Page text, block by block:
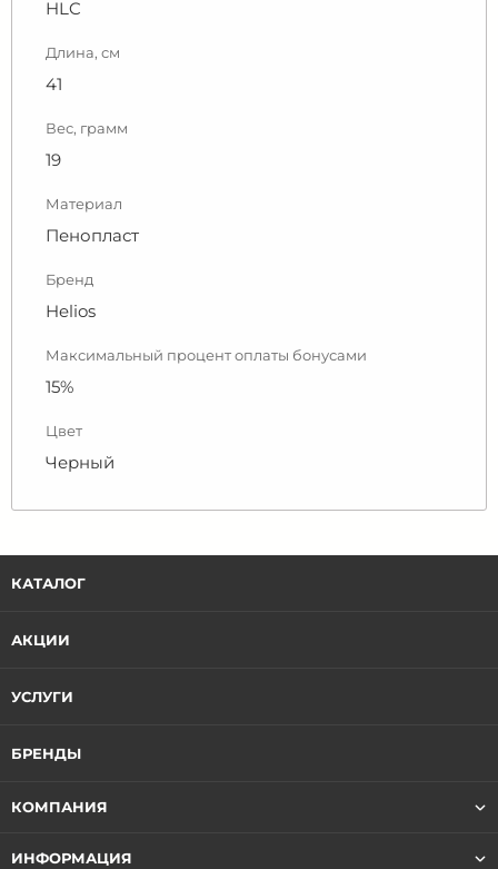
HLC
Длина, см
41
Вес, грамм
19
Материал
Пенопласт
Бренд
Helios
Максимальный процент оплаты бонусами
15%
Цвет
Черный
КАТАЛОГ
АКЦИИ
УСЛУГИ
БРЕНДЫ
КОМПАНИЯ
ИНФОРМАЦИЯ